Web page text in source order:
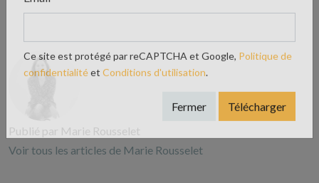
Email*
Ce site est protégé par reCAPTCHA et Google,
Télécharger
Publié par Marie Rousselet
Voir tous les articles de Marie Rousselet